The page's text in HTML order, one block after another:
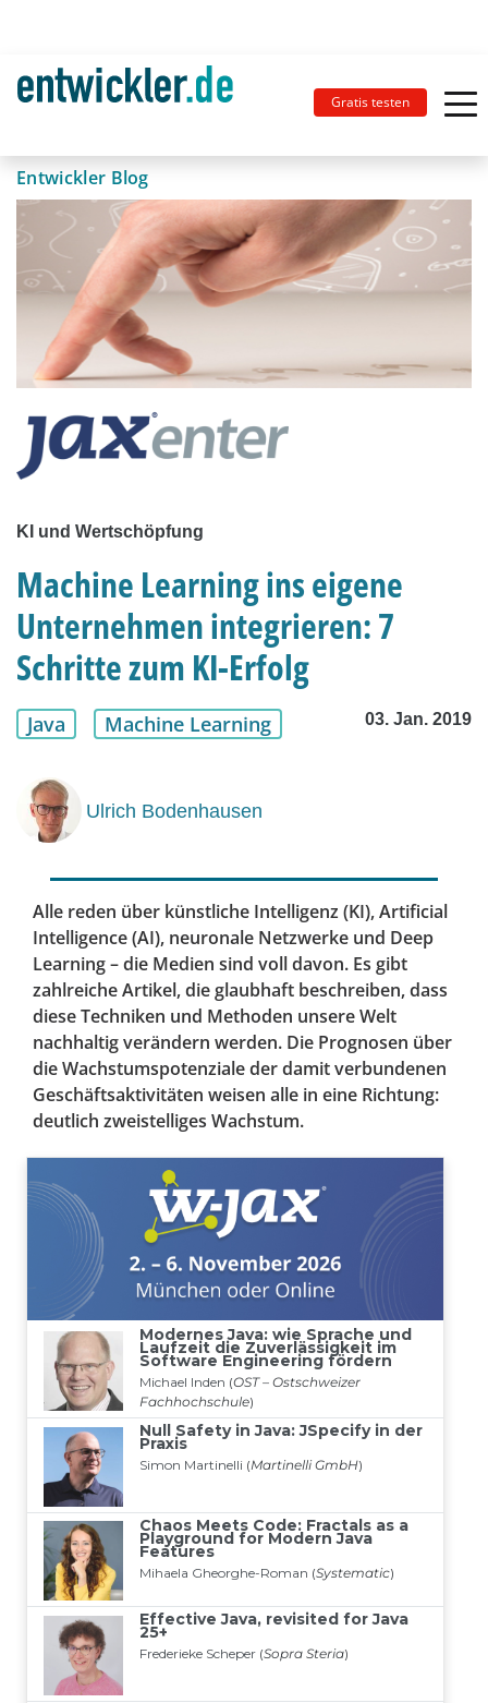
Gratis testen
Entwickler Blog
KI und Wertschöpfung
Machine Learning ins eigene
Unternehmen integrieren: 7
Schritte zum KI-Erfolg
Java Machine Learning 03. Jan. 2019
Ulrich Bodenhausen
Alle reden über künstliche Intelligenz (KI), Artificial
Intelligence (AI), neuronale Netzwerke und Deep
Learning – die Medien sind voll davon. Es gibt
zahlreiche Artikel, die glaubhaft beschreiben, dass
diese Techniken und Methoden unsere Welt
nachhaltig verändern werden. Die Prognosen über
die Wachstumspotenziale der damit verbundenen
Geschäftsaktivitäten weisen alle in eine Richtung:
deutlich zweistelliges Wachstum.